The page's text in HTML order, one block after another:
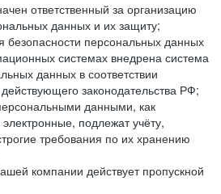
ответственный за организацию
данных и их защиту;
безопасности персональных данных
системах внедрена система
данных в соответствии
законодательства РФ;
данными, как
подлежат учёту,
требования по их хранению
компании действует пропускной